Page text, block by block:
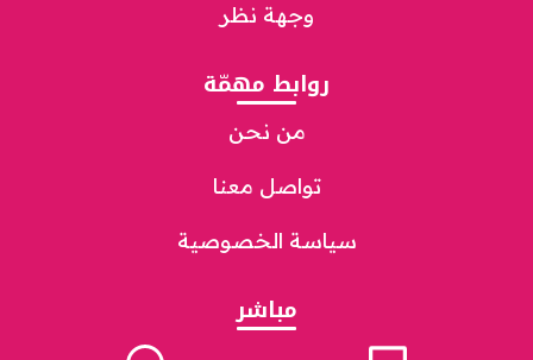
وجهة نظر
روابط مهمّة
من نحن
تواصل معنا
سياسة الخصوصية
مباشر